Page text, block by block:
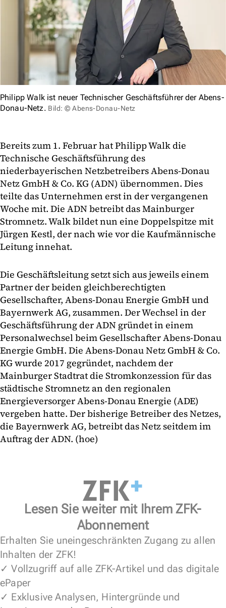
Philipp Walk ist neuer Technischer Geschäftsführer der Abens-
Donau-Netz. Bild: © Abens-Donau-Netz
Bereits zum 1. Februar hat Philipp Walk die
Technische Geschäftsführung des
niederbayerischen Netzbetreibers Abens-Donau
Netz GmbH & Co. KG (ADN) übernommen. Dies
teilte das Unternehmen erst in der vergangenen
Woche mit. Die ADN betreibt das Mainburger
Stromnetz. Walk bildet nun eine Doppelspitze mit
Jürgen Kestl, der nach wie vor die Kaufmännische
Leitung innehat.
Die Geschäftsleitung setzt sich aus jeweils einem
Partner der beiden gleichberechtigten
Gesellschafter, Abens-Donau Energie GmbH und
Bayernwerk AG, zusammen. Der Wechsel in der
Geschäftsführung der ADN gründet in einem
Personalwechsel beim Gesellschafter Abens-Donau
Energie GmbH. Die Abens-Donau Netz GmbH & Co.
KG wurde 2017 gegründet, nachdem der
Mainburger Stadtrat die Stromkonzession für das
städtische Stromnetz an den regionalen
Energieversorger Abens-Donau Energie (ADE)
vergeben hatte. Der bisherige Betreiber des Netzes,
die Bayernwerk AG, betreibt das Netz seitdem im
Auftrag der ADN. (hoe)
Lesen Sie weiter mit Ihrem ZFK-
Abonnement
Erhalten Sie uneingeschränkten Zugang zu allen
Inhalten der ZFK!
✓ Vollzugriff auf alle ZFK-Artikel und das digitale
ePaper
✓ Exklusive Analysen, Hintergründe und